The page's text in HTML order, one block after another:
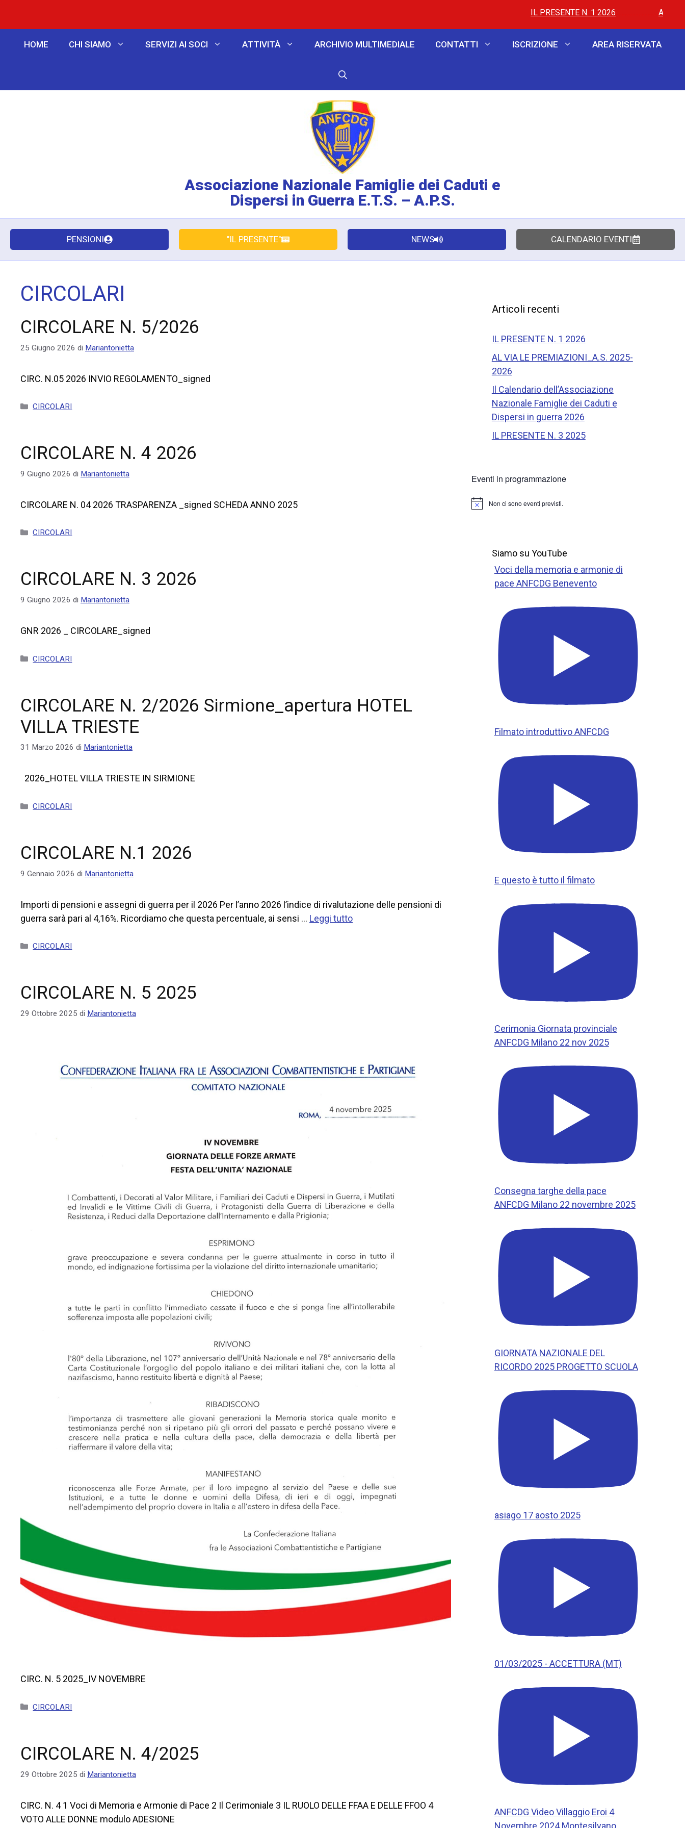
IL PRESENTE N. 1 2026............................AL VIA LE
HOME CHI SIAMO SERVIZI AI SOCI ATTIVITÀ ARCHIVIO MULTIMEDIALE CONTATTI ISCRIZIONE AREA RISERVATA
Associazione Nazionale Famiglie dei Caduti e
Dispersi in Guerra E.T.S. – A.P.S.
PENSIONI "IL PRESENTE" NEWS CALENDARIO EVENTI
CIRCOLARI
CIRCOLARE N. 5/2026
25 Giugno 2026 di Mariantonietta
CIRC. N.05 2026 INVIO REGOLAMENTO_signed
CIRCOLARI
CIRCOLARE N. 4 2026
9 Giugno 2026 di Mariantonietta
CIRCOLARE N. 04 2026 TRASPARENZA _signed SCHEDA ANNO 2025
CIRCOLARI
CIRCOLARE N. 3 2026
9 Giugno 2026 di Mariantonietta
GNR 2026 _ CIRCOLARE_signed
CIRCOLARI
CIRCOLARE N. 2/2026 Sirmione_apertura HOTEL
VILLA TRIESTE
31 Marzo 2026 di Mariantonietta
2026_HOTEL VILLA TRIESTE IN SIRMIONE
CIRCOLARI
CIRCOLARE N.1 2026
9 Gennaio 2026 di Mariantonietta
Importi di pensioni e assegni di guerra per il 2026 Per l’anno 2026 l’indice di rivalutazione delle pensioni di
guerra sarà pari al 4,16%. Ricordiamo che questa percentuale, ai sensi … Leggi tutto
CIRCOLARI
CIRCOLARE N. 5 2025
29 Ottobre 2025 di Mariantonietta
CIRC. N. 5 2025_IV NOVEMBRE
CIRCOLARI
CIRCOLARE N. 4/2025
29 Ottobre 2025 di Mariantonietta
CIRC. N. 4 1 Voci di Memoria e Armonie di Pace 2 Il Cerimoniale 3 IL RUOLO DELLE FFAA E DELLE FFOO 4
VOTO ALLE DONNE modulo ADESIONE
Articoli recenti
IL PRESENTE N. 1 2026
AL VIA LE PREMIAZIONI_A.S. 2025-
2026
Il Calendario dell’Associazione
Nazionale Famiglie dei Caduti e
Dispersi in guerra 2026
IL PRESENTE N. 3 2025
Eventi in programmazione
N
Non ci sono eventi previsti.
Siamo su YouTube
Voci della memoria e armonie di
pace ANFCDG Benevento
Filmato introduttivo ANFCDG
E questo è tutto il filmato
Cerimonia Giornata provinciale
ANFCDG Milano 22 nov 2025
Consegna targhe della pace
ANFCDG Milano 22 novembre 2025
GIORNATA NAZIONALE DEL
RICORDO 2025 PROGETTO SCUOLA
asiago 17 aosto 2025
01/03/2025 - ACCETTURA (MT)
ANFCDG Video Villaggio Eroi 4